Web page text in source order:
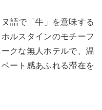
語で「牛」を意味する
ルスタインのモチーフ
クな無人ホテルで、温
ート感あふれる滞在を